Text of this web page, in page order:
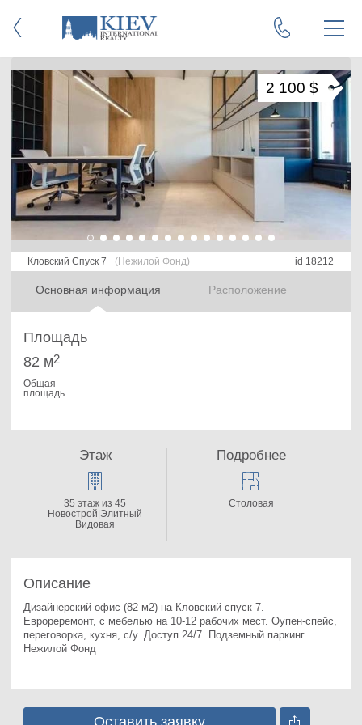
Кловский Спуск 7 (Нежилой Фонд) id 18212
Основная информация Расположение
2 100 $
Площадь
82 м2
Общая
площадь
Описание
Еврореремонт, с мебелью на 10-12 рабочих мест. Оупен-спейс,
переговорка, кухня, с/у. Доступ 24/7. Подземный паркинг.
Нежилой Фонд
Этаж
35 этаж из 45
Новострой|Элитный
Видовая
Подробнее
Столовая
Оставить заявку